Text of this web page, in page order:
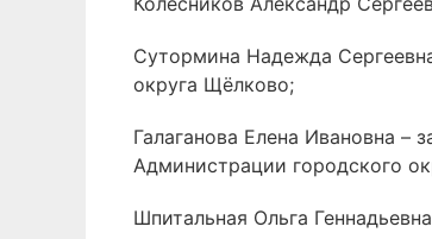
Сутормина Надежда
округа Щёлково;
Галаганова Елена Ивановна –
Администрации городского
Шпитальная Ольга